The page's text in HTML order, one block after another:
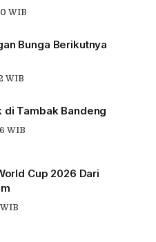
WIB
Bunga Berikutnya
WIB
di Tambak Bandeng
WIB
Cup 2026 Dari